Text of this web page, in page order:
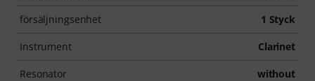
försäljningsenhet 1 Styck
Instrument Clarinet
Resonator without